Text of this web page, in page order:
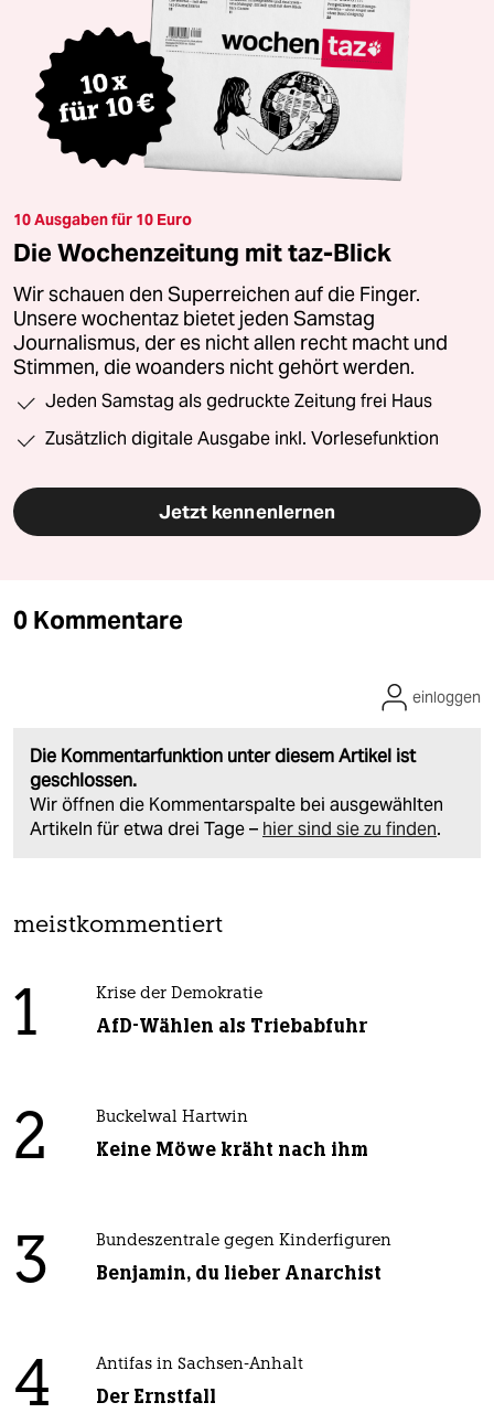
10 Ausgaben für 10 Euro
Die Wochenzeitung mit taz-Blick
Wir schauen den Superreichen auf die Finger.
Unsere wochentaz bietet jeden Samstag
Journalismus, der es nicht allen recht macht und
Stimmen, die woanders nicht gehört werden.
Jeden Samstag als gedruckte Zeitung frei Haus
Zusätzlich digitale Ausgabe inkl. Vorlesefunktion
Jetzt kennenlernen
0 Kommentare
Die Kommentarfunktion unter diesem Artikel ist
geschlossen.
Wir öffnen die Kommentarspalte bei ausgewählten
Artikeln für etwa drei Tage – hier sind sie zu finden.
einloggen
meistkommentiert
1 Krise der Demokratie
AfD-Wählen als Triebabfuhr
2 Buckelwal Hartwin
Keine Möwe kräht nach ihm
3 Bundeszentrale gegen Kinderfiguren
Benjamin, du lieber Anarchist
4 Antifas in Sachsen-Anhalt
Der Ernstfall